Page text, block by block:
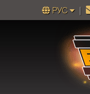
РУС